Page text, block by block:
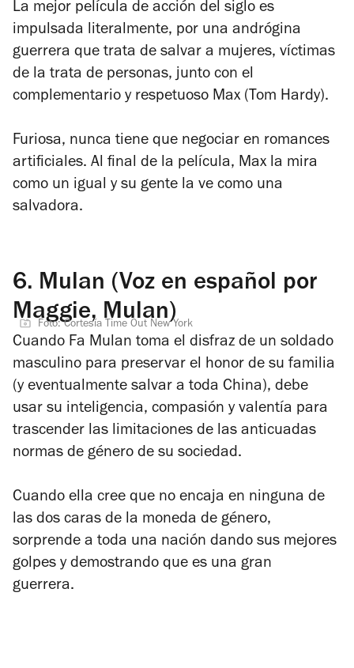
La mejor película de acción del siglo es
impulsada literalmente, por una andrógina
guerrera que trata de salvar a mujeres, víctimas
de la trata de personas, junto con el
complementario y respetuoso Max (Tom Hardy).
Furiosa, nunca tiene que negociar en romances
artificiales. Al final de la película, Max la mira
como un igual y su gente la ve como una
salvadora.
6. Mulan (Voz en español por
Maggie, Mulan)
Foto: Cortesía Time Out New York
Cuando Fa Mulan toma el disfraz de un soldado
masculino para preservar el honor de su familia
(y eventualmente salvar a toda China), debe
usar su inteligencia, compasión y valentía para
trascender las limitaciones de las anticuadas
normas de género de su sociedad.
Cuando ella cree que no encaja en ninguna de
las dos caras de la moneda de género,
sorprende a toda una nación dando sus mejores
golpes y demostrando que es una gran
guerrera.